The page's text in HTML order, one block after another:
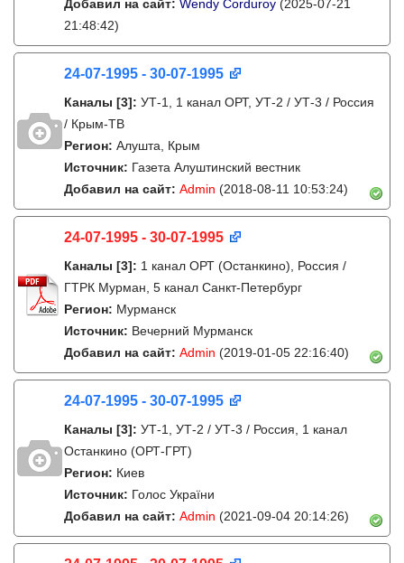
Добавил на сайт: Wendy Corduroy (2025-07-21
21:48:42)
24-07-1995 - 30-07-1995
Каналы [3]: УТ-1, 1 канал ОРТ, УТ-2 / УТ-3 / Россия
/ Крым-ТВ
Регион: Алушта, Крым
Источник: Газета Алуштинский вестник
Добавил на сайт: Admin (2018-08-11 10:53:24)
24-07-1995 - 30-07-1995
Каналы [3]: 1 канал ОРТ (Останкино), Россия /
ГТРК Мурман, 5 канал Санкт-Петербург
Регион: Мурманск
Источник: Вечерний Мурманск
Добавил на сайт: Admin (2019-01-05 22:16:40)
24-07-1995 - 30-07-1995
Каналы [3]: УТ-1, УТ-2 / УТ-3 / Россия, 1 канал
Останкино (ОРТ-ГРТ)
Регион: Киев
Источник: Голос України
Добавил на сайт: Admin (2021-09-04 20:14:26)